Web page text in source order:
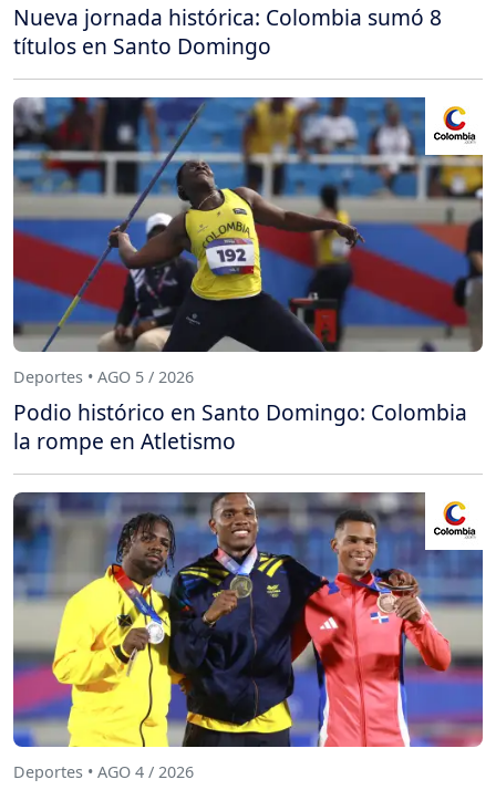
Nueva jornada histórica: Colombia sumó 8
títulos en Santo Domingo
Deportes • AGO 5 / 2026
Podio histórico en Santo Domingo: Colombia
la rompe en Atletismo
Deportes • AGO 4 / 2026